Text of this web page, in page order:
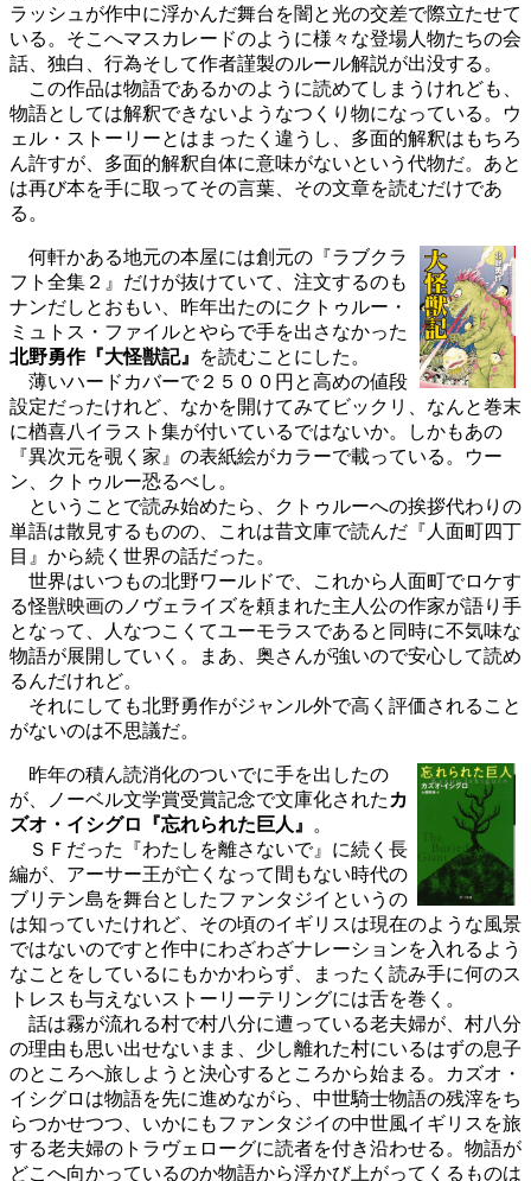
ラッシュが作中に浮かんだ舞台を闇と光の交差で際立たせて
いる。そこへマスカレードのように様々な登場人物たちの会
話、独白、行為そして作者謹製のルール解説が出没する。
この作品は物語であるかのように読めてしまうけれども、
物語としては解釈できないようなつくり物になっている。ウ
ェル・ストーリーとはまったく違うし、多面的解釈はもちろ
ん許すが、多面的解釈自体に意味がないという代物だ。あと
は再び本を手に取ってその言葉、その文章を読むだけであ
る。
何軒かある地元の本屋には創元の『ラブクラ
フト全集２』だけが抜けていて、注文するのも
ナンだしとおもい、昨年出たのにクトゥルー・
ミュトス・ファイルとやらで手を出さなかった
北野勇作『大怪獣記』
を読むことにした。
薄いハードカバーで２５００円と高めの値段
設定だったけれど、なかを開けてみてビックリ、なんと巻末
に楢喜八イラスト集が付いているではないか。しかもあの
『異次元を覗く家』の表紙絵がカラーで載っている。ウー
ン、クトゥルー恐るべし。
ということで読み始めたら、クトゥルーへの挨拶代わりの
単語は散見するものの、これは昔文庫で読んだ『人面町四丁
目』から続く世界の話だった。
世界はいつもの北野ワールドで、これから人面町でロケす
る怪獣映画のノヴェライズを頼まれた主人公の作家が語り手
となって、人なつこくてユーモラスであると同時に不気味な
物語が展開していく。まあ、奥さんが強いので安心して読め
るんだけれど。
それにしても北野勇作がジャンル外で高く評価されること
がないのは不思議だ。
昨年の積ん読消化のついでに手を出したの
が、ノーベル文学賞受賞記念で文庫化された カ
ズオ・イシグロ『忘れられた巨人』
。
ＳＦだった『わたしを離さないで』に続く長
編が、アーサー王が亡くなって間もない時代の
ブリテン島を舞台としたファンタジイというの
は知っていたけれど、その頃のイギリスは現在のような風景
ではないのですと作中にわざわざナレーションを入れるよう
なことをしているにもかかわらず、まったく読み手に何のス
トレスも与えないストーリーテリングには舌を巻く。
話は霧が流れる村で村八分に遭っている老夫婦が、村八分
の理由も思い出せないまま、少し離れた村にいるはずの息子
のところへ旅しようと決心するところから始まる。カズオ・
イシグロは物語を先に進めながら、中世騎士物語の残滓をち
らつかせつつ、いかにもファンタジイの中世風イギリスを旅
する老夫婦のトラヴェローグに読者を付き沿わせる。物語が
どこへ向かっているのか物語から浮かび上がってくるものは